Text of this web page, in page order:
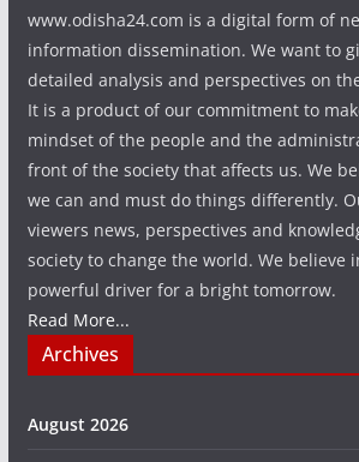
www.odisha24.com is a digital form of
information dissemination. We want to
detailed analysis and perspectives on
It is a product of our commitment to
mindset of the people and the
front of the society that affects us. We
we can and must do things differently.
viewers news, perspectives and
society to change the world. We believe
powerful driver for a bright tomorrow.
Read More...
Archives
August 2026